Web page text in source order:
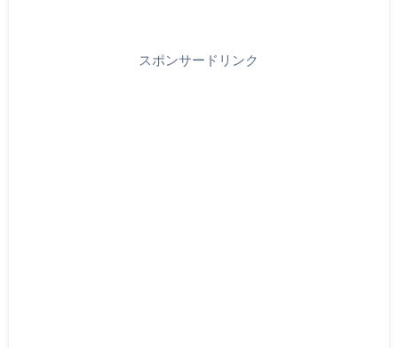
スポンサードリンク